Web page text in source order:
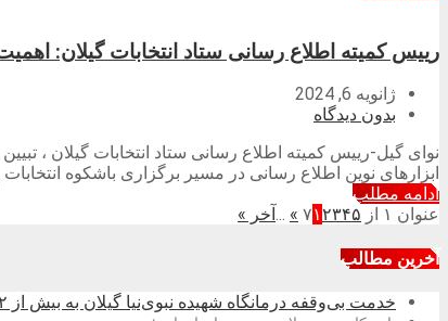
رییس کمیته اطلاع رسانی ستاد انتخابات گیلان:
ژانویه 6, 2024
بدون دیدگاه
نوای گیل-رییس کمیته اطلاع رسانی ستاد انتخابات گیلان ،
ابزارهای نوین اطلاع رسانی در مسیر برگزاری باشکوه
ادامه مطلب
عنوان ۱ از ۷
۱۲۳۴۵ »
... آخر »
آخرین مطالب
خدمت بی‌وقفه درمانگاه شهیده نبوی‌نیا گیلان به بیش از ۲ هزار زائر در کربلای معلی